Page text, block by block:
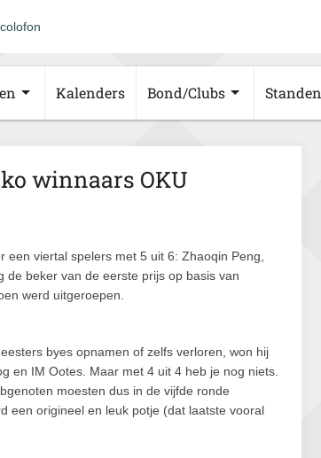
Kalenders Bond/Clubs Standen
winnaars OKU
viertal spelers met 5 uit 6: Zhaoqin Peng,
de beker van de eerste prijs op basis van
werd uitgeroepen.
byes opnamen of zelfs verloren, won hij
en IM Ootes. Maar met 4 uit 4 heb je nog niets.
moesten dus in de vijfde ronde
een origineel en leuk potje (dat laatste vooral